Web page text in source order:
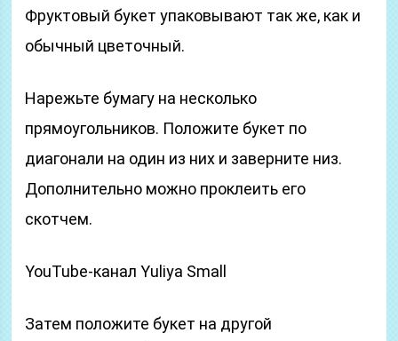
Фруктовый букет упаковывают так же, как и
обычный цветочный.
Нарежьте бумагу на несколько
прямоугольников. Положите букет по
диагонали на один из них и заверните низ.
Дополнительно можно проклеить его
скотчем.
YouTube-канал Yuliya Small
Затем положите букет на другой